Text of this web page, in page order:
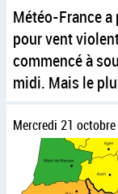
Météo-France
pour vent
commencé à
midi. Mais le
Mercredi 21